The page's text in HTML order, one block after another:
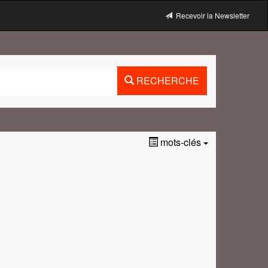
Recevoir la Newsletter
RECHERCHE
mots-clés